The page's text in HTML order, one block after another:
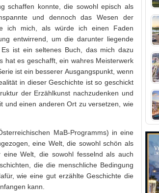
schaffen konnte, die sowohl episch als
und dennoch das Wesen der
ich mich, als würde ich einen Faden
entwirrend, um die darunter liegende
ist ein seltenes Buch, das mich dazu
hat es geschafft, ein wahres Meisterwerk
ist ein besserer Ausgangspunkt, wenn
in dieser Geschichte ist so geschickt
der Erzählkunst nachzudenken und
und einen anderen Ort zu versetzen, wie
MaB-Programms) in eine
eine Welt, die sowohl schön als
Welt, die sowohl fesselnd als auch
die die menschliche Bedingung
wie eine gut erzählte Geschichte die
kann.